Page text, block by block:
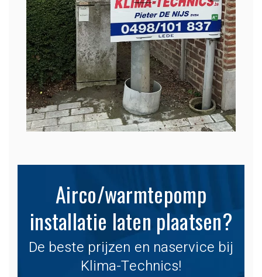
Airco/warmtepomp
installatie laten plaatsen?
De beste prijzen en naservice bij
Klima-Technics!